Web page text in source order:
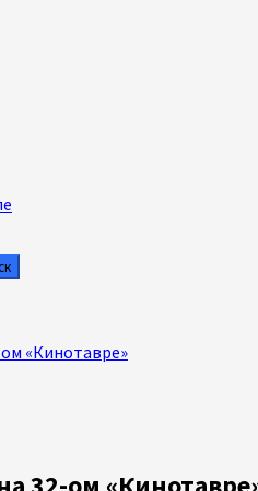
«Кинотавре»